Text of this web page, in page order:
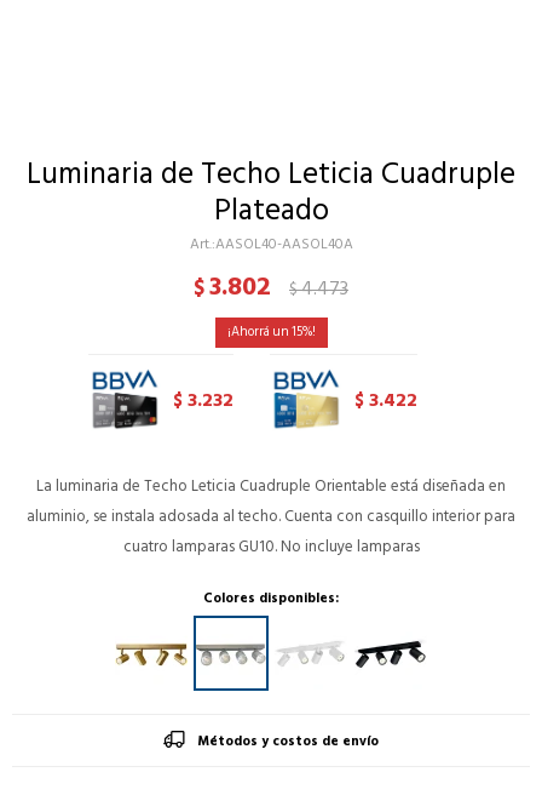
Luminaria de Techo Leticia Cuadruple
Plateado
AASOL40-AASOL40A
$3.802 $4.473
15
$3.232 $3.422
La luminaria de Techo Leticia Cuadruple Orientable está diseñada en
aluminio, se instala adosada al techo. Cuenta con casquillo interior para
cuatro lamparas GU10. No incluye lamparas
Colores disponibles:
Métodos y costos de envío